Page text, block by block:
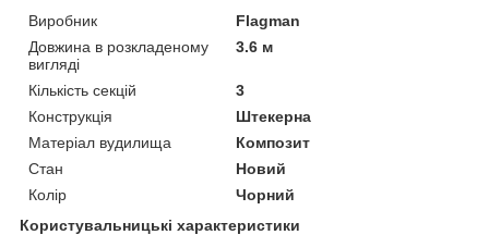
Виробник
Flagman
Довжина в розкладеному
вигляді
3.6 м
Кількість секцій
3
Конструкція
Штекерна
Матеріал вудилища
Композит
Стан
Новий
Колір
Чорний
Користувальницькі характеристики